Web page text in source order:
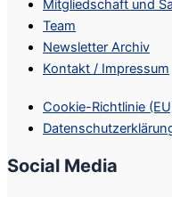
Mitgliedschaft und
Team
Newsletter Archiv
Kontakt / Impressum
Cookie-Richtlinie
Social Media